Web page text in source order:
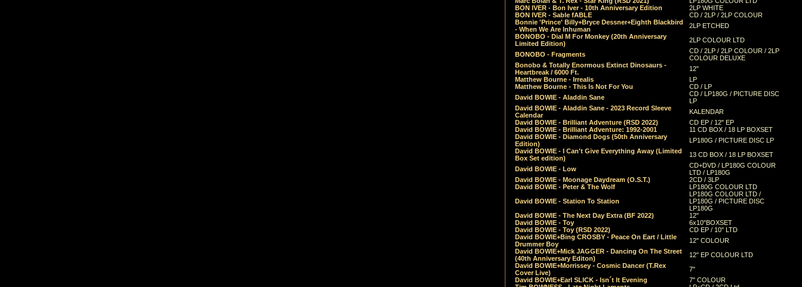
BON IVER - Bon Iver - 10th Anniversary Edition
2LP WHITE
BON IVER - Sable fABLE
CD / 2LP / 2LP COLOUR
Bonnie 'Prince' Billy+Bryce Dessner+Eighth Blackbird
- When We Are Inhuman
2LP ETCHED
BONOBO - Dial M For Monkey (20th Anniversary
Limited Edition)
2LP COLOUR LTD
BONOBO - Fragments
CD / 2LP / 2LP COLOUR / 2LP
COLOUR DELUXE
Bonobo & Totally Enormous Extinct Dinosaurs -
Heartbreak / 6000 Ft.
12"
Matthew Bourne - Irrealis
LP
Matthew Bourne - This Is Not For You
CD / LP
David BOWIE - Aladdin Sane
CD / LP180G / PICTURE DISC
LP
David BOWIE - Aladdin Sane - 2023 Record Sleeve
Calendar
KALENDAR
David BOWIE - Brilliant Adventure (RSD 2022)
CD EP / 12" EP
David BOWIE - Brilliant Adventure: 1992-2001
11 CD BOX / 18 LP BOXSET
David BOWIE - Diamond Dogs (50th Anniversary
Edition)
LP180G / PICTURE DISC LP
David BOWIE - I Can't Give Everything Away (Limited
Box Set edition)
13 CD BOX / 18 LP BOXSET
David BOWIE - Low
CD+DVD / LP180G COLOUR
LTD / LP180G
David BOWIE - Moonage Daydream (O.S.T.)
2CD / 3LP
David BOWIE - Peter & The Wolf
LP180G COLOUR LTD
David BOWIE - Station To Station
LP180G COLOUR LTD /
LP180G / PICTURE DISC
LP180G
David BOWIE - The Next Day Extra (BF 2022)
12"
David BOWIE - Toy
6x10"BOXSET
David BOWIE - Toy (RSD 2022)
CD EP / 10" LTD
David BOWIE+Bing CROSBY - Peace On Eart / Little
Drummer Boy
12" COLOUR
David BOWIE+Mick JAGGER - Dancing On The Street
(40th Anniversary Editon)
12" EP COLOUR LTD
David BOWIE+Morrissey - Cosmic Dancer (T.Rex
Cover Live)
7"
David BOWIE+Earl SLICK - Isn´t It Evening
7" COLOUR